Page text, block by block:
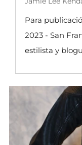
Para
2023 - San
estilista y